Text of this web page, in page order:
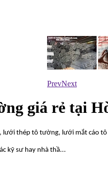
PrevNext
giá rẻ tại
lưới thép tô tường, lưới mắt cáo
kỹ sư hay nhà thầ...